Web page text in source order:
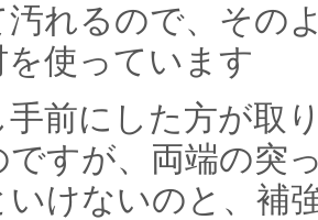
汚れるので、その
使っています
手前にした方が取
すが、両端の突
いけないのと、補